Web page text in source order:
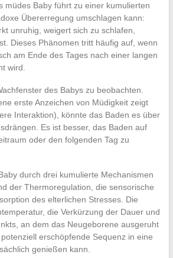
müdes Baby führt zu einer kumulierten
Übererregung umschlagen kann:
unruhig, weigert sich zu schlafen,
Dieses Phänomen tritt häufig auf, wenn
am Ende des Tages nach einer langen
wird.
des Babys zu beobachten.
erste Anzeichen von Müdigkeit zeigt
Interaktion), könnte das Baden es über
Es ist besser, das Baden auf
oder den folgenden Tag zu
durch drei kumulierte Mechanismen
der Thermoregulation, die sensorische
des elterlichen Stresses. Die
die Verkürzung der Dauer und
an dem das Neugeborene ausgeruht
erschöpfende Sequenz in eine
genießen kann.